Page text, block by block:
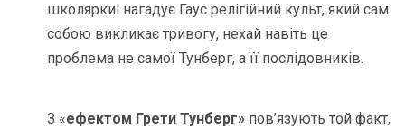
школяркиі нагадує Гаус релігійний культ, який сам
собою викликає тривогу, нехай навіть це
проблема не самої Тунберг, а її послідовників.
З «ефектом Грети Тунберг» пов’язують той факт,